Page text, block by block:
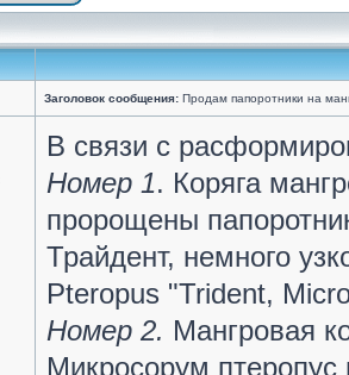
Заголовок сообщения: Продам папоротники на
В связи с
Номер 1. Коряга
пророщены
Трайдент, немного
Pteropus "Trident,
Номер 2. Мангровая
Микросорум